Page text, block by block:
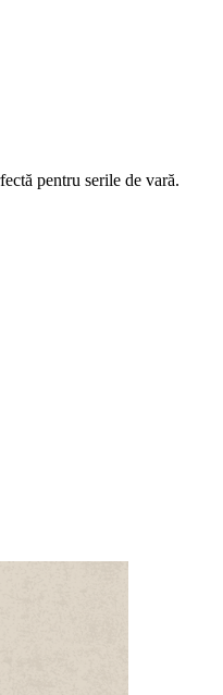
pentru serile de vară.